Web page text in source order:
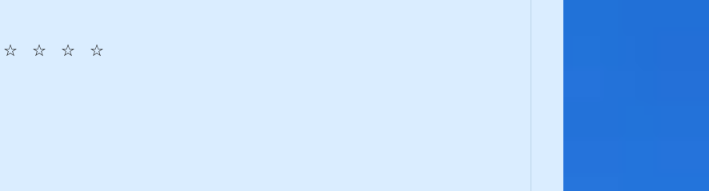
☆　☆　☆　☆